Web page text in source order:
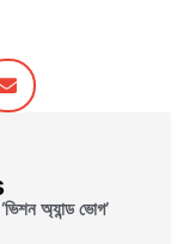
অ্যান্ড ভোগ’